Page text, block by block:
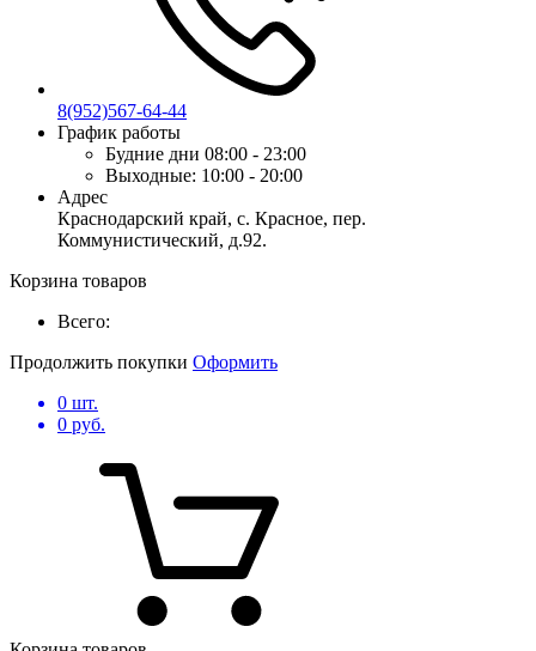
8(952)567-64-44
График работы
Будние дни 08:00 - 23:00
Выходные: 10:00 - 20:00
Адрес
Краснодарский край, с. Красное, пер.
Коммунистический, д.92.
Корзина товаров
Всего:
Продолжить покупки Оформить
0 шт.
0 руб.